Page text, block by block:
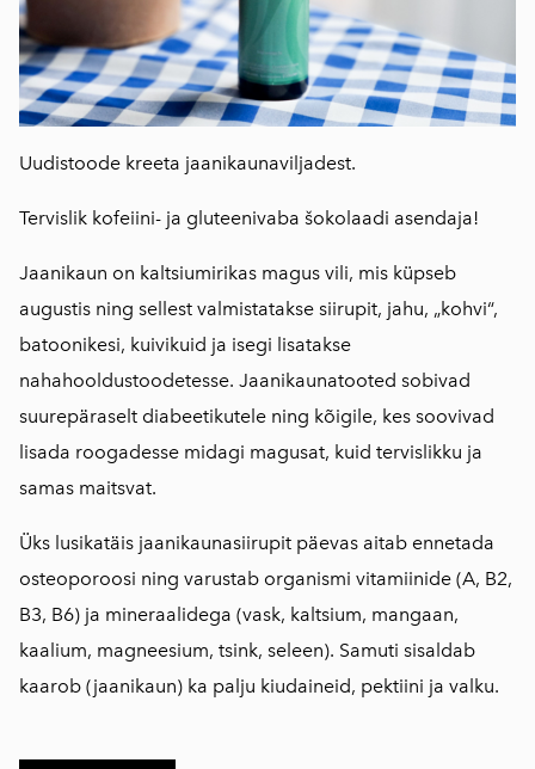
Uudistoode kreeta jaanikaunaviljadest.
Tervislik kofeiini- ja gluteenivaba šokolaadi asendaja!
Jaanikaun on kaltsiumirikas magus vili, mis küpseb
augustis ning sellest valmistatakse siirupit, jahu, „kohvi“,
batoonikesi, kuivikuid ja isegi lisatakse
nahahooldustoodetesse. Jaanikaunatooted sobivad
suurepäraselt diabeetikutele ning kõigile, kes soovivad
lisada roogadesse midagi magusat, kuid tervislikku ja
samas maitsvat.
Üks lusikatäis jaanikaunasiirupit päevas aitab ennetada
osteoporoosi ning varustab organismi vitamiinide (A, B2,
B3, B6) ja mineraalidega (vask, kaltsium, mangaan,
kaalium, magneesium, tsink, seleen). Samuti sisaldab
kaarob (jaanikaun) ka palju kiudaineid, pektiini ja valku.